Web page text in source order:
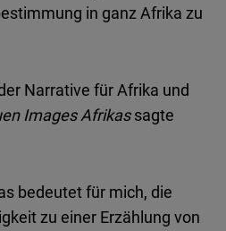
in ganz Afrika zu
Narrative für Afrika und
Images Afrikassagte
bedeutet für mich, die
zu einer Erzählung von